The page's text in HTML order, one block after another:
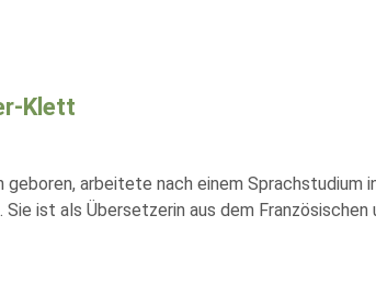
Klett
geboren, arbeitete nach einem Sprachstudium
Sie ist als Übersetzerin aus dem